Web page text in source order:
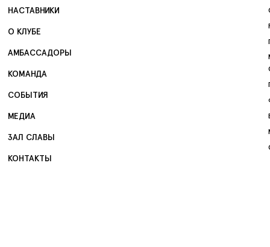
НАСТАВНИКИ
О КЛУБЕ
АМБАССАДОРЫ
КОМАНДА
СОБЫТИЯ
МЕДИА
ЗАЛ СЛАВЫ
КОНТАКТЫ